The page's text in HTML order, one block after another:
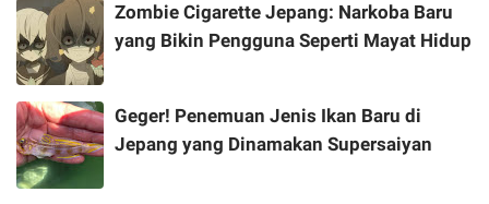
Zombie Cigarette Jepang: Narkoba Baru
yang Bikin Pengguna Seperti Mayat Hidup
Geger! Penemuan Jenis Ikan Baru di
Jepang yang Dinamakan Supersaiyan